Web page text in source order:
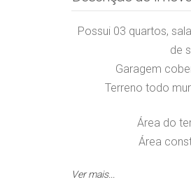
Possui 03 quartos, s
de
Garagem
Terreno todo
Área do
Área
Obs.: Valor sujeito a
Ver mais...